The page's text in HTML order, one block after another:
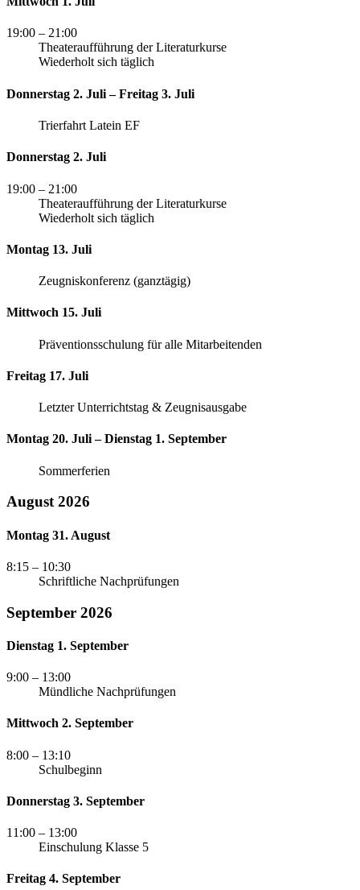
19:00 – 21:00
Theateraufführung der Literaturkurse
Wiederholt sich täglich
Donnerstag 2. Juli – Freitag 3. Juli
Trierfahrt Latein EF
Donnerstag 2. Juli
19:00 – 21:00
Theateraufführung der Literaturkurse
Wiederholt sich täglich
Montag 13. Juli
Zeugniskonferenz (ganztägig)
Mittwoch 15. Juli
Präventionsschulung für alle Mitarbeitenden
Freitag 17. Juli
Letzter Unterrichtstag & Zeugnisausgabe
Montag 20. Juli – Dienstag 1. September
Sommerferien
August 2026
Montag 31. August
8:15 – 10:30
Schriftliche Nachprüfungen
September 2026
Dienstag 1. September
9:00 – 13:00
Mündliche Nachprüfungen
Mittwoch 2. September
8:00 – 13:10
Schulbeginn
Donnerstag 3. September
11:00 – 13:00
Einschulung Klasse 5
Freitag 4. September